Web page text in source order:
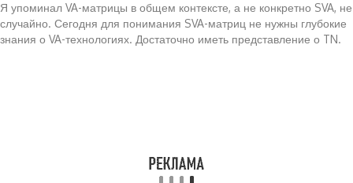
Я упоминал VA-матрицы в общем контексте, а не конкретно SVA, не
случайно. Сегодня для понимания SVA-матриц не нужны глубокие
знания о VA-технологиях. Достаточно иметь представление о TN.